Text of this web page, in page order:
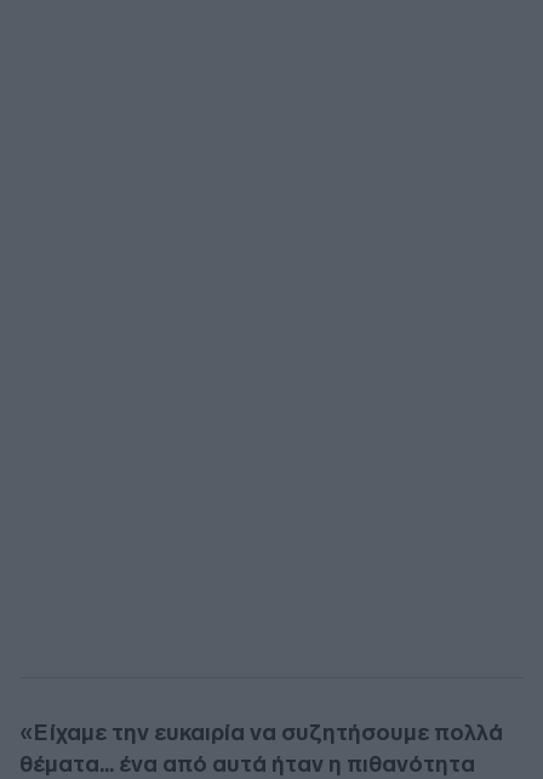
«Είχαμε την ευκαιρία να συζητήσουμε πολλά
θέματα... ένα από αυτά ήταν η πιθανότητα